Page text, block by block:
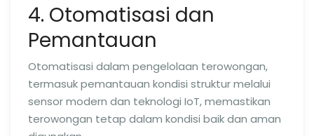
4. Otomatisasi dan
Pemantauan
Otomatisasi dalam pengelolaan terowongan,
termasuk pemantauan kondisi struktur melalui
sensor modern dan teknologi IoT, memastikan
terowongan tetap dalam kondisi baik dan aman